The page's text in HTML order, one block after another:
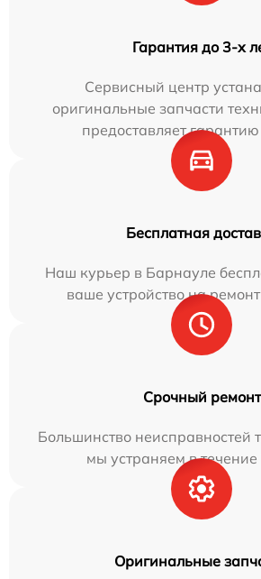
Гарантия до 3-х
Сервисный центр
оригинальные запчасти
предоставляет гарантию
Бесплатная
Наш курьер в Барнауле
ваше устройство на
Срочный ремонт
Большинство неисправностей
мы устраняем в течение
Оригинальные